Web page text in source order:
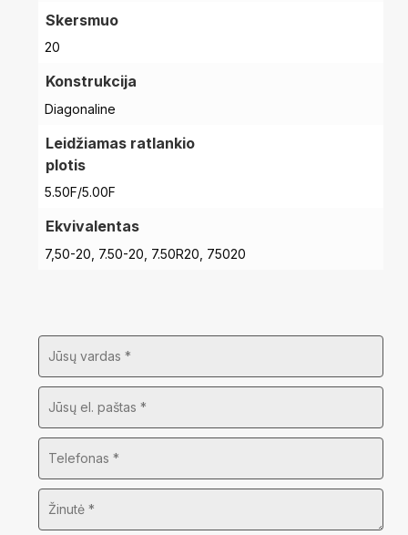
Skersmuo
20
Konstrukcija
Diagonaline
Leidžiamas ratlankio
plotis
5.50F/5.00F
Ekvivalentas
7,50-20, 7.50-20, 7.50R20, 75020